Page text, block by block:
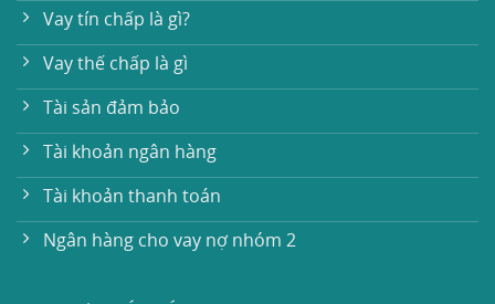
Vay tín chấp là gì?
Vay thế chấp là gì
Tài sản đảm bảo
Tài khoản ngân hàng
Tài khoản thanh toán
Ngân hàng cho vay nợ nhóm 2